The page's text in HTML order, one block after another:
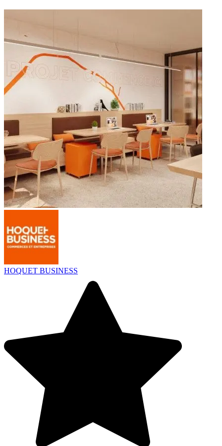
HOQUET BUSINESS